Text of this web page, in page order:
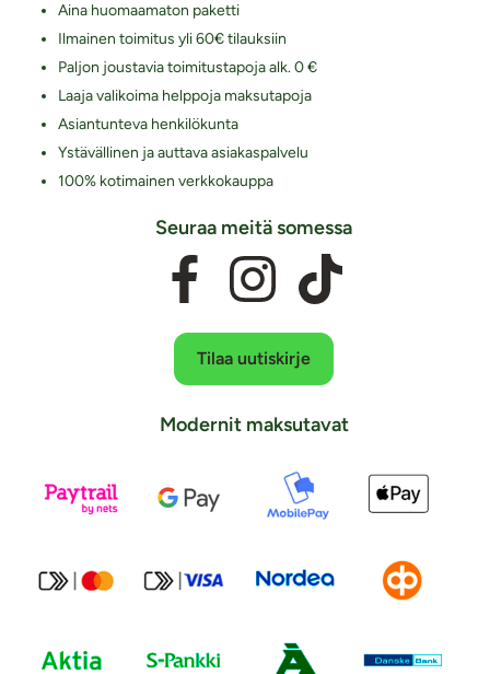
Aina huomaamaton paketti
Ilmainen toimitus yli 60€ tilauksiin
Paljon joustavia toimitustapoja alk. 0 €
Laaja valikoima helppoja maksutapoja
Asiantunteva henkilökunta
Ystävällinen ja auttava asiakaspalvelu
100% kotimainen verkkokauppa
Seuraa meitä somessa
Tilaa uutiskirje
Modernit maksutavat